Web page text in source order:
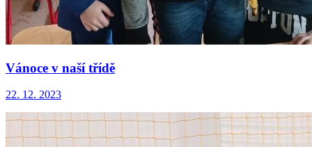
Vánoce v naší třídě
22. 12. 2023